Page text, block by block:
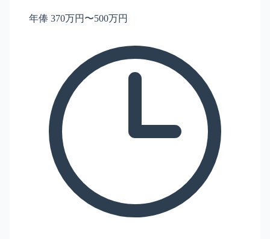
年俸 370万円〜500万円